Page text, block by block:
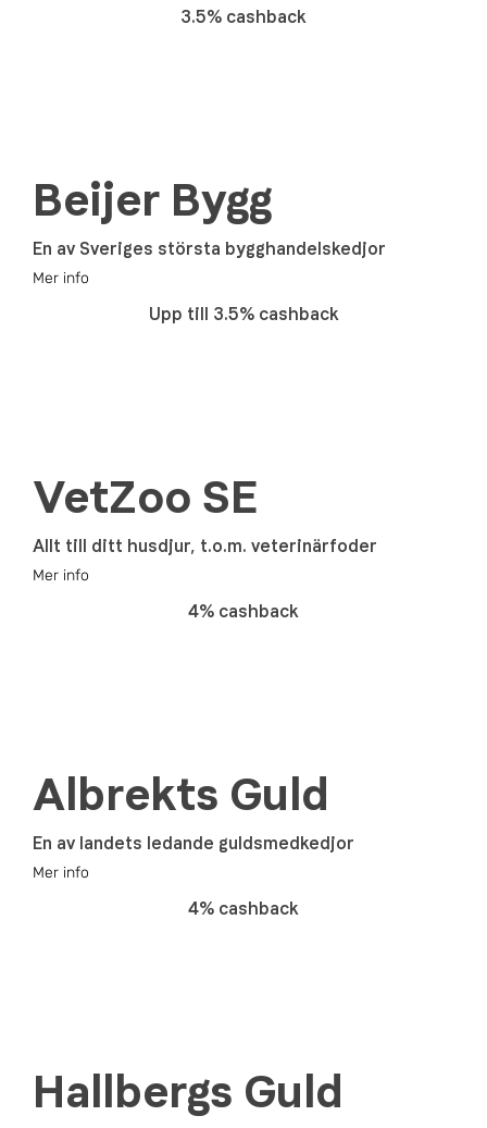
3.5% cashback
Beijer Bygg
En av Sveriges största bygghandelskedjor
Mer info
Upp till 3.5% cashback
VetZoo SE
Allt till ditt husdjur, t.o.m. veterinärfoder
Mer info
4% cashback
Albrekts Guld
En av landets ledande guldsmedkedjor
Mer info
4% cashback
Hallbergs Guld